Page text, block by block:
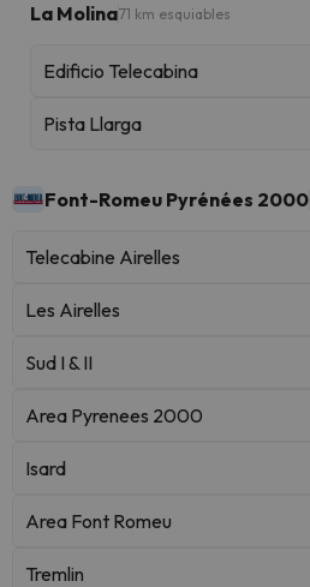
La Molina71 km esquiables
Edificio Telecabina
Pista Llarga
Font-Romeu Pyrénées 2000
Telecabine Airelles
Les Airelles
Sud I & II
Area Pyrenees 2000
Isard
Area Font Romeu
Tremlin